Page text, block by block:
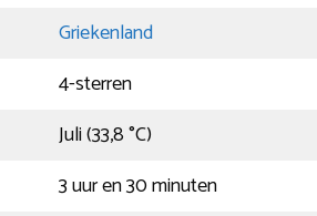
Griekenland
4-sterren
Juli (33,8 °C)
3 uur en 30 minuten